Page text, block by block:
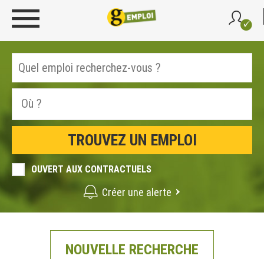
OUVERT AUX CONTRACTUELS
Créer une alerte
NOUVELLE RECHERCHE